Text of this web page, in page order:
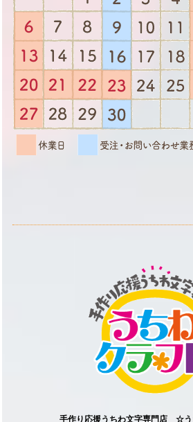
手作り応援うちわ文字専門店 ☆